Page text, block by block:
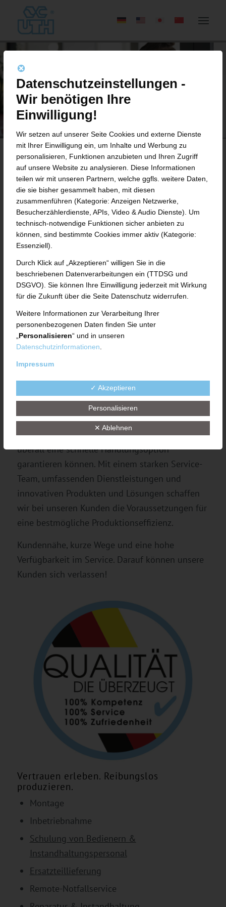
AFTER SALES SERVICE
Partnerschaft, die bleibt. Zuverlässig nah.
Wir liefern unseren Kunden mehr als eine
Maschine.
eine verfahrenstechnische Lösung.
Dabei setzen
wir auf Ganzheitlichkeit. Wir begleiten unsere
Kunden von der Konzeption und Entwicklung bis
zum Produktionsstart.
Im After Sales Service stehen wir unseren
Kunden als zuverlässiger Partner mit unseren
vor Ort zur Seite – mit schnellen Lösungen für
jede Situation und dem klaren Ziel: eine
reibungslose Produktion zu gewährleisten.
Unser weltweites Service- und Vertriebsnetzwerk
macht es möglich, dass wir unseren Kunden
überall eine schnelle Handlungsoption
garantieren können. Mit einem starken Service-
Team, umfassenden Dienstleistungen und
innovativen Produkten und Lösungen schaffen
wir bei unseren Kunden die Voraussetzungen für
eine bestmögliche Produktionseffizienz.
Kundennähe, kurze Wege und eine hohe
Verfügbarkeit im Service. Darauf können unsere
Kunden sich verlassen!
Vertrauen erleben. Reibungslos
produzieren.
Montage
Inbetriebnahme
Schulung von Bedienern &
Instandhaltungspersonal
Ersatzteillieferung
Remote-Notfallservice
Datenschutzeinstellungen -
Wir benötigen Ihre
Einwilligung!
Wir setzen auf unserer Seite Cookies und externe Dienste
mit Ihrer Einwilligung ein, um Inhalte und Werbung zu
personalisieren, Funktionen anzubieten und Ihren Zugriff
auf unsere Website zu analysieren. Diese Informationen
teilen wir mit unseren Partnern, welche ggfls. weitere Daten,
die sie bisher gesammelt haben, mit diesen
zusammenführen (Kategorie: Anzeigen Netzwerke,
Besucherzählerdienste, APIs, Video & Audio Dienste). Um
technisch-notwendige Funktionen sicher anbieten zu
können, sind bestimmte Cookies immer aktiv (Kategorie:
Essenziell).
Durch Klick auf „Akzeptieren“ willigen Sie in die
beschriebenen Datenverarbeitungen ein (TTDSG und
DSGVO). Sie können Ihre Einwilligung jederzeit mit Wirkung
für die Zukunft über die Seite Datenschutz widerrufen.
Weitere Informationen zur Verarbeitung Ihrer
personenbezogenen Daten finden Sie unter
„Personalisieren“ und in unseren
Datenschutzinformationen.
Impressum
✓ Akzeptieren
Personalisieren
✕ Ablehnen